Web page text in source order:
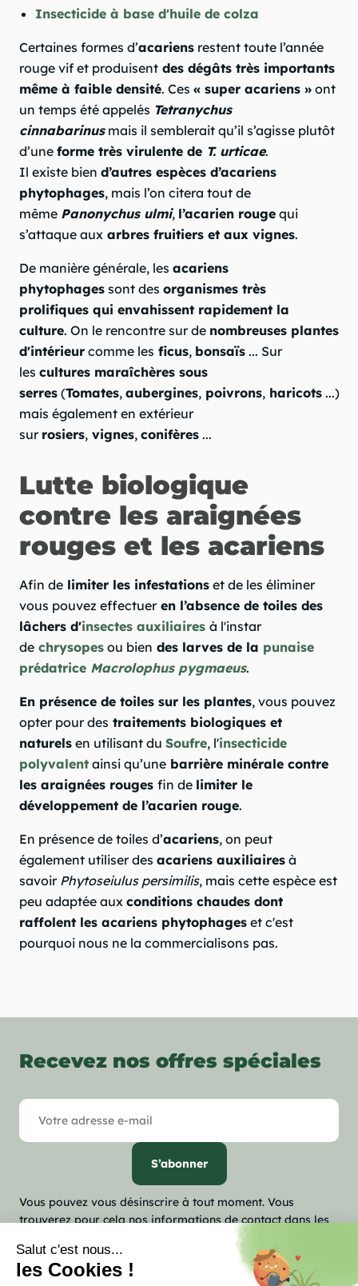
Insecticide à base d'huile de colza
Certaines formes d’acariens restent toute l’année
rouge vif et produisent des dégâts très importants
même à faible densité. Ces « super acariens » ont
un temps été appelés Tetranychus
cinnabarinusmais il semblerait qu’il s’agisse plutôt
d’une forme très virulente de T. urticae.
Il existe bien d’autres espèces d’acariens
phytophages, mais l’on citera tout de
même Panonychus ulmi, l’acarien rouge qui
s’attaque aux arbres fruitiers et aux vignes.
De manière générale, les acariens
phytophages sont des organismes très
prolifiques qui envahissent rapidement la
culture. On le rencontre sur de nombreuses plantes
d'intérieur comme les ficus, bonsaïs ... Sur
les cultures maraîchères sous
serres (Tomates, aubergines, poivrons, haricots ...)
mais également en extérieur
sur rosiers, vignes, conifères ...
Lutte biologique
contre les araignées
rouges et les acariens
Afin de limiter les infestations et de les éliminer
vous pouvez effectueren l’absence de toiles des
lâchers d'insectes auxiliaires à l'instar
de chrysopes ou bien des larves de la punaise
prédatrice Macrolophus pygmaeus.
En présence de toiles sur les plantes, vous pouvez
opter pour des traitements biologiques et
naturels en utilisant du Soufre, l'insecticide
polyvalent ainsi qu’une barrière minérale contre
les araignées rouges fin de limiter le
développement de l’acarien rouge.
En présence de toiles d’acariens, on peut
également utiliser des acariens auxiliaires à
savoir Phytoseiulus persimilis, mais cette espèce est
peu adaptée aux conditions chaudes dont
raffolent les acariens phytophages et c'est
pourquoi nous ne la commercialisons pas.
Recevez nos offres spéciales
Vous pouvez vous désinscrire à tout moment. Vous
trouverez pour cela nos informations de contact dans les